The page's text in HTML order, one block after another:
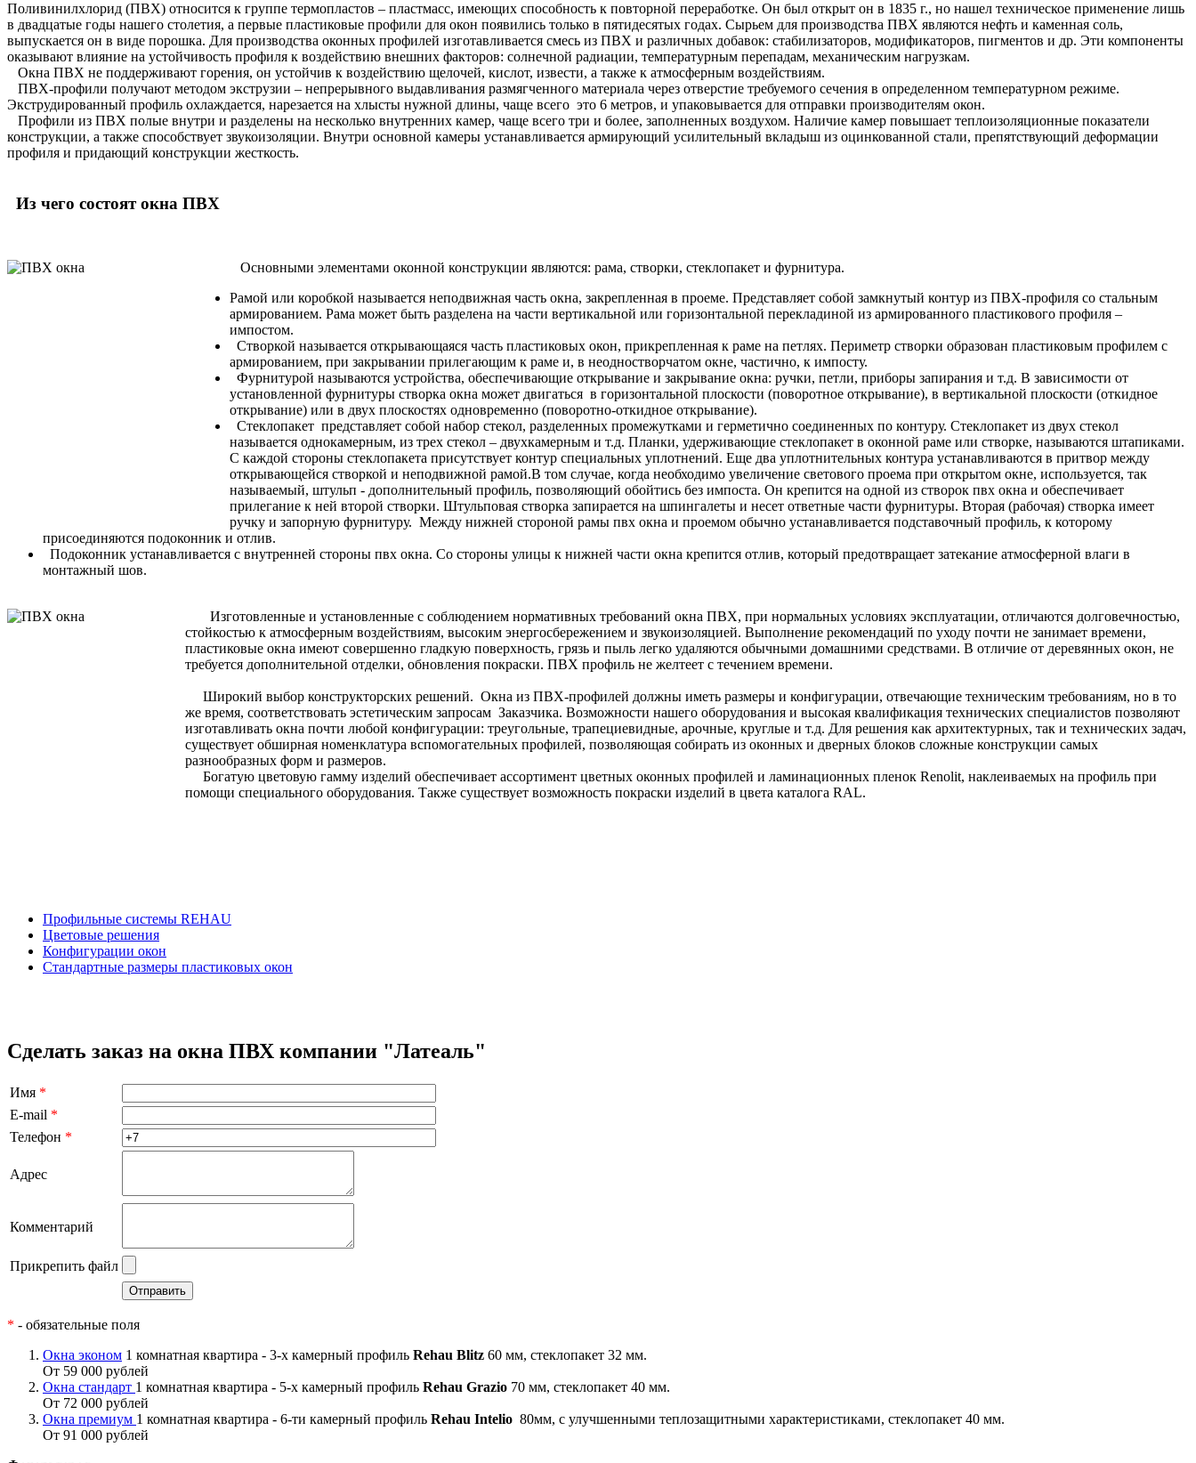
Поливинилхлорид (ПВХ) относится к группе термопластов – пластмасс, имеющих способность к повторной переработке. Он был открыт он в 1835 г., но нашел техническое применение лишь
в двадцатые годы нашего столетия, а первые пластиковые профили для окон появились только в пятидесятых годах. Сырьем для производства ПВХ являются нефть и каменная соль,
выпускается он в виде порошка. Для производства оконных профилей изготавливается смесь из ПВХ и различных добавок: стабилизаторов, модификаторов, пигментов и др. Эти компоненты
оказывают влияние на устойчивость профиля к воздействию внешних факторов: солнечной радиации, температурным перепадам, механическим нагрузкам.
Окна ПВХ не поддерживают горения, он устойчив к воздействию щелочей, кислот, извести, а также к атмосферным воздействиям.
ПВХ-профили получают методом экструзии – непрерывного выдавливания размягченного материала через отверстие требуемого сечения в определенном температурном режиме.
Экструдированный профиль охлаждается, нарезается на хлысты нужной длины, чаще всего это 6 метров, и упаковывается для отправки производителям окон.
Профили из ПВХ полые внутри и разделены на несколько внутренних камер, чаще всего три и более, заполненных воздухом. Наличие камер повышает теплоизоляционные показатели
конструкции, а также способствует звукоизоляции. Внутри основной камеры устанавливается армирующий усилительный вкладыш из оцинкованной стали, препятствующий деформации
профиля и придающий конструкции жесткость.
Из чего состоят окна ПВХ
Основными элементами оконной конструкции являются: рама, створки, стеклопакет и фурнитура.
Рамой или коробкой называется неподвижная часть окна, закрепленная в проеме. Представляет собой замкнутый контур из ПВХ-профиля со стальным
армированием. Рама может быть разделена на части вертикальной или горизонтальной перекладиной из армированного пластикового профиля –
импостом.
Створкой называется открывающаяся часть пластиковых окон, прикрепленная к раме на петлях. Периметр створки образован пластиковым профилем с
армированием, при закрывании прилегающим к раме и, в неодностворчатом окне, частично, к импосту.
Фурнитурой называются устройства, обеспечивающие открывание и закрывание окна: ручки, петли, приборы запирания и т.д. В зависимости от
установленной фурнитуры створка окна может двигаться в горизонтальной плоскости (поворотное открывание), в вертикальной плоскости (откидное
открывание) или в двух плоскостях одновременно (поворотно-откидное открывание).
Стеклопакет представляет собой набор стекол, разделенных промежутками и герметично соединенных по контуру. Стеклопакет из двух стекол
называется однокамерным, из трех стекол – двухкамерным и т.д. Планки, удерживающие стеклопакет в оконной раме или створке, называются штапиками.
С каждой стороны стеклопакета присутствует контур специальных уплотнений. Еще два уплотнительных контура устанавливаются в притвор между
открывающейся створкой и неподвижной рамой.В том случае, когда необходимо увеличение светового проема при открытом окне, используется, так
называемый, штульп - дополнительный профиль, позволяющий обойтись без импоста. Он крепится на одной из створок пвх окна и обеспечивает
прилегание к ней второй створки. Штульповая створка запирается на шпингалеты и несет ответные части фурнитуры. Вторая (рабочая) створка имеет
ручку и запорную фурнитуру. Между нижней стороной рамы пвх окна и проемом обычно устанавливается подставочный профиль, к которому
присоединяются подоконник и отлив.
Подоконник устанавливается с внутренней стороны пвх окна. Со стороны улицы к нижней части окна крепится отлив, который предотвращает затекание атмосферной влаги в
монтажный шов.
Изготовленные и установленные с соблюдением нормативных требований окна ПВХ, при нормальных условиях эксплуатации, отличаются долговечностью,
стойкостью к атмосферным воздействиям, высоким энергосбережением и звукоизоляцией. Выполнение рекомендаций по уходу почти не занимает времени,
пластиковые окна имеют совершенно гладкую поверхность, грязь и пыль легко удаляются обычными домашними средствами. В отличие от деревянных окон, не
требуется дополнительной отделки, обновления покраски. ПВХ профиль не желтеет с течением времени.
Широкий выбор конструкторских решений. Окна из ПВХ-профилей должны иметь размеры и конфигурации, отвечающие техническим требованиям, но в то
же время, соответствовать эстетическим запросам Заказчика. Возможности нашего оборудования и высокая квалификация технических специалистов позволяют
изготавливать окна почти любой конфигурации: треугольные, трапециевидные, арочные, круглые и т.д. Для решения как архитектурных, так и технических задач,
существует обширная номенклатура вспомогательных профилей, позволяющая собирать из оконных и дверных блоков сложные конструкции самых
разнообразных форм и размеров.
Богатую цветовую гамму изделий обеспечивает ассортимент цветных оконных профилей и ламинационных пленок Renolit, наклеиваемых на профиль при
помощи специального оборудования. Также существует возможность покраски изделий в цвета каталога RAL.
Профильные системы REHAU
Цветовые решения
Конфигурации окон
Стандартные размеры пластиковых окон
Сделать заказ на окна ПВХ компании "Латеаль"
Имя *
E-mail *
Телефон *
Адрес
Комментарий
Прикрепить файл
* - обязательные поля
Окна эконом 1 комнатная квартира - 3-х камерный профиль Rehau Blitz 60 мм, стеклопакет 32 мм.
От 59 000 рублей
Окна стандарт 1 комнатная квартира - 5-х камерный профиль Rehau Grazio 70 мм, стеклопакет 40 мм.
От 72 000 рублей
Окна премиум 1 комнатная квартира - 6-ти камерный профиль Rehau Intelio 80мм, с улучшенными теплозащитными характеристиками, стеклопакет 40 мм.
От 91 000 рублей